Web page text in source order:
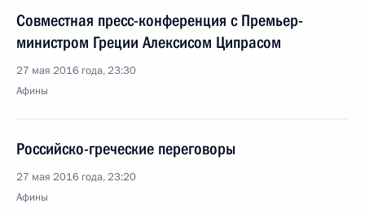
Совместная пресс-конференция с Премьер-
министром Греции Алексисом Ципрасом
27 мая 2016 года, 23:30
Афины
Российско-греческие переговоры
27 мая 2016 года, 23:20
Афины